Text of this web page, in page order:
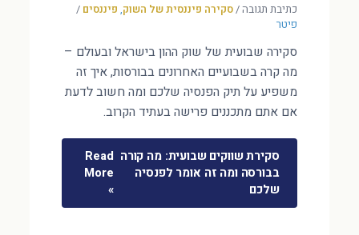
כתיבת תגובה/סקירה פיננסית של השוק, פיננסים /
פיטר
סקירה שבועית של שוק ההון בישראל ובעולם –
מה קרה בשבועיים האחרונים בבורסות, איך זה
משפיע על תיק הפנסיה שלכם ומה חשוב לדעת
אם אתם מתכננים פרישה בעתיד הקרוב.
סקירת שווקים שבועית: מה קורה
בבורסה ומה זה אומר לפנסיה
שלכם
Read
More
»